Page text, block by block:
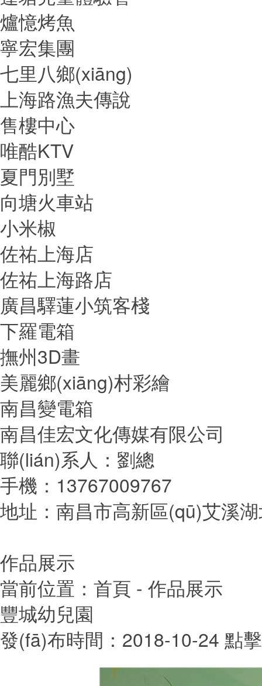
爐憶烤魚
寧宏集團
七里八鄉(xiāng)
上海路漁夫傳說
售樓中心
唯酷KTV
夏門別墅
向塘火車站
小米椒
佐祐上海店
佐祐上海路店
廣昌驛蓮小筑客棧
下羅電箱
撫州3D畫
美麗鄉(xiāng)村彩繪
南昌變電箱
南昌佳宏文化傳媒有限公司
聯(lián)系人：劉總
手機：13767009767
地址：南昌市高新區(qū)艾溪
作品展示
當前位置： 首頁 - 作品展示
豐城幼兒園
發(fā)布時間：2018-10-24 點